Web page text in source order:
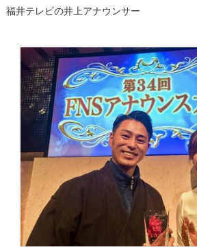
福井テレビの井上アナウンサー